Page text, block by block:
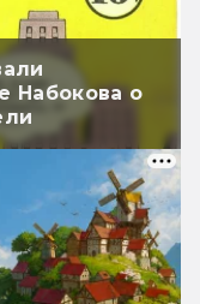
Набокова о